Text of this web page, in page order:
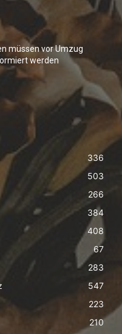
müssen vor Umzug
werden
336
503
266
384
408
67
283
547
223
210